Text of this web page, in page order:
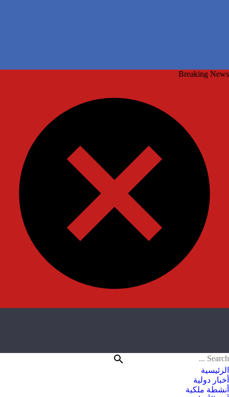
Breaking News
الرئيسية
أخبار دولية
أنشطة ملكية